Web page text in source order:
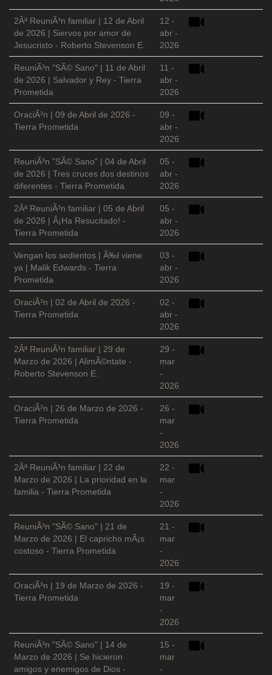
2Âª ReuniÃ³n familiar | 12 de Abril
de 2026 | Siervos por amor de
Jesucristo - Roberto Stevenson E.
12 -
abr -
2026
ReuniÃ³n "SÃ© Sano" | 11 de Abril
de 2026 | Salvador y Rey - Tierra
Prometida
11 -
abr -
2026
OraciÃ³n | 09 de Abril de 2026 -
Tierra Prometida
09 -
abr -
2026
ReuniÃ³n "SÃ© Sano" | 04 de Abril
de 2026 | Tres cruces dos destinos
diferentes - Tierra Prometida
05 -
abr -
2026
2Âª ReuniÃ³n familiar | 05 de Abril
de 2026 | Â¡Ha Resucitado! -
Tierra Prometida
05 -
abr -
2026
Vengan los sedientos | Ã‰l viene
ya | Malik Edwards - Tierra
Prometida
03 -
abr -
2026
OraciÃ³n | 02 de Abril de 2026 -
Tierra Prometida
02 -
abr -
2026
2Âª ReuniÃ³n familiar | 29 de
Marzo de 2026 | AlimÃ©ntate -
Roberto Stevenson E.
29 -
mar
-
2026
OraciÃ³n | 26 de Marzo de 2026 -
Tierra Prometida
26 -
mar
-
2026
2Âª ReuniÃ³n familiar | 22 de
Marzo de 2026 | La prioridad en la
familia - Tierra Prometida
22 -
mar
-
2026
ReuniÃ³n "SÃ© Sano" | 21 de
Marzo de 2026 | El capricho mÃ¡s
costoso - Tierra Prometida
21 -
mar
-
2026
OraciÃ³n | 19 de Marzo de 2026 -
Tierra Prometida
19 -
mar
-
2026
ReuniÃ³n "SÃ© Sano" | 14 de
Marzo de 2026 | Se hicieron
amigos y enemigos de Dios -
15 -
mar
-